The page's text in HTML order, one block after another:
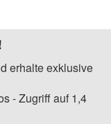
erhalte exklusive
- Zugriff auf 1,4